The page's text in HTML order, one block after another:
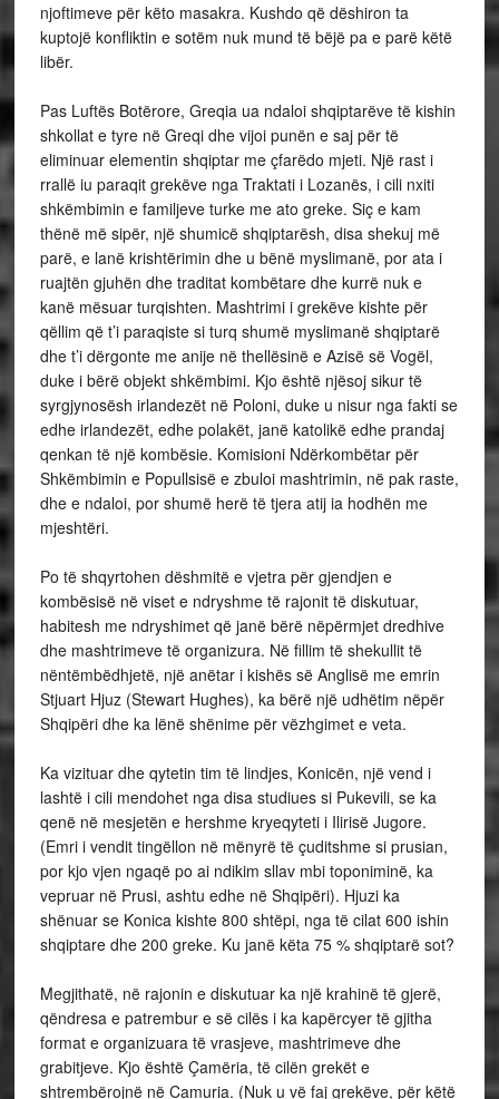
njoftimeve për këto masakra. Kushdo që dëshiron ta
kuptojë konfliktin e sotëm nuk mund të bëjë pa e parë këtë
libër.
Pas Luftës Botërore, Greqia ua ndaloi shqiptarëve të kishin
shkollat e tyre në Greqi dhe vijoi punën e saj për të
eliminuar elementin shqiptar me çfarëdo mjeti. Një rast i
rrallë iu paraqit grekëve nga Traktati i Lozanës, i cili nxiti
shkëmbimin e familjeve turke me ato greke. Siç e kam
thënë më sipër, një shumicë shqiptarësh, disa shekuj më
parë, e lanë krishtërimin dhe u bënë myslimanë, por ata i
ruajtën gjuhën dhe traditat kombëtare dhe kurrë nuk e
kanë mësuar turqishten. Mashtrimi i grekëve kishte për
qëllim që t’i paraqiste si turq shumë myslimanë shqiptarë
dhe t’i dërgonte me anije në thellësinë e Azisë së Vogël,
duke i bërë objekt shkëmbimi. Kjo është njësoj sikur të
syrgjynosësh irlandezët në Poloni, duke u nisur nga fakti se
edhe irlandezët, edhe polakët, janë katolikë edhe prandaj
qenkan të një kombësie. Komisioni Ndërkombëtar për
Shkëmbimin e Popullsisë e zbuloi mashtrimin, në pak raste,
dhe e ndaloi, por shumë herë të tjera atij ia hodhën me
mjeshtëri.
Po të shqyrtohen dëshmitë e vjetra për gjendjen e
kombësisë në viset e ndryshme të rajonit të diskutuar,
habitesh me ndryshimet që janë bërë nëpërmjet dredhive
dhe mashtrimeve të organizura. Në fillim të shekullit të
nëntëmbëdhjetë, një anëtar i kishës së Anglisë me emrin
Stjuart Hjuz (Stewart Hughes), ka bërë një udhëtim nëpër
Shqipëri dhe ka lënë shënime për vëzhgimet e veta.
Ka vizituar dhe qytetin tim të lindjes, Konicën, një vend i
lashtë i cili mendohet nga disa studiues si Pukevili, se ka
qenë në mesjetën e hershme kryeqyteti i Ilirisë Jugore.
(Emri i vendit tingëllon në mënyrë të çuditshme si prusian,
por kjo vjen ngaqë po ai ndikim sllav mbi toponiminë, ka
vepruar në Prusi, ashtu edhe në Shqipëri). Hjuzi ka
shënuar se Konica kishte 800 shtëpi, nga të cilat 600 ishin
shqiptare dhe 200 greke. Ku janë këta 75 % shqiptarë sot?
Megjithatë, në rajonin e diskutuar ka një krahinë të gjerë,
qëndresa e patrembur e së cilës i ka kapërcyer të gjitha
format e organizuara të vrasjeve, mashtrimeve dhe
grabitjeve. Kjo është Çamëria, të cilën grekët e
shtrembërojnë në Camuria. (Nuk u vë faj grekëve, për këtë